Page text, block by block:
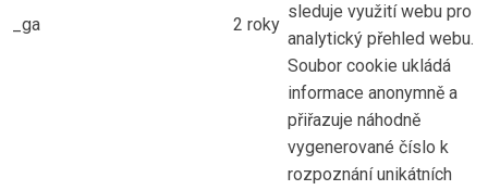
_ga 2 roky
sleduje využití webu pro
analytický přehled webu.
Soubor cookie ukládá
informace anonymně a
přiřazuje náhodně
vygenerované číslo k
rozpoznání unikátních